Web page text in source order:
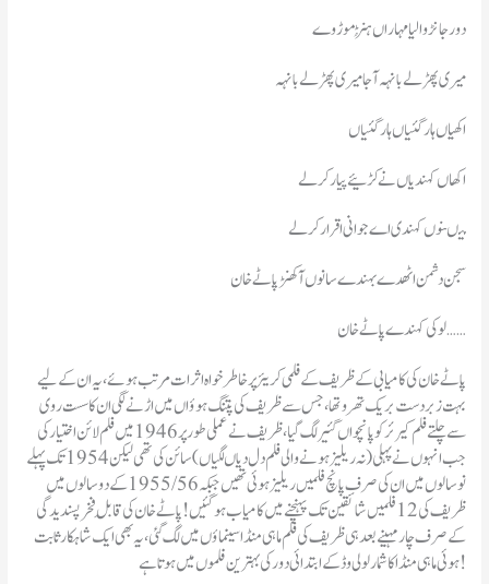
دور جانڑ والیا مہاراں ہُنڑ موڑ وے
میری پھڑ لے بانہہ آجا میری پھڑ لے بانہہ
اکھیاں ہار گئیاں ہار گئیاں
اکھاں کہندیاں نے کڑئیے پیار کر لے
میںنوں کہندی اے جوانی اقرار کرلے
سجن دشمن اٹھدے بہندے سانوں آکھنڑ پاٹے خان
لوکی کہندے پاٹے خان……
پاٹے خان کی کامیابی کے ظریف کے فلمی کریئر پر خاطر خواہ اثرات مرتب ہوئے ، یہ ان کے لیے
بہت زبردست بریک تھرو تھا ، جس سے ظریف کی پتنگ ہوؤاں میں اڑنے لگی ان کا سست روی
سے چلتےفلم کیرئر کو پانچواں گئیر لگ گیا ،ظریف نےعملی طور پر 1946 میں فلم لائن اختیار کی
جب انہوں نے پہلی (نہ ریلیز ہونے والی فلم دل دیاں لگیاں) سائن کی تھی لیکن 1954 تک پہلے
نو سالوں میں ان کی صرف پانچ فلمیں ریلیز ہوئی تھیں جبکہ 1955/56 کے دوسالوں میں
ظریف کی 12 فلمیں شائقین تک پہنچنے میں کامیاب ہو گئیں! پاٹے خان کی قابلِ فخر پسندیدگی
کے صرف چار مہینے بعد ہی ظریف کی فلم ماہی منڈا سینماؤں میں لگ گئی ، یہ بھی ایک شاہکار ثابت
ہوئی ماہی منڈا کا شمار لولی وڈ کے ابتدائی دور کی بہترین فلموں میں ہوتا ہے!